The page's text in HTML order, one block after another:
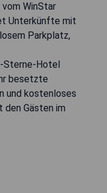
WinStar
Unterkünfte mit
Parkplatz,
Sterne-Hotel
besetzte
und kostenloses
den Gästen im